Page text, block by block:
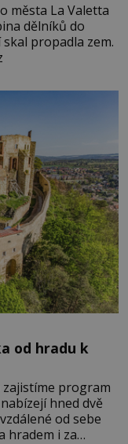
města La Valetta
dělníků do
propadla zem.
od hradu k
program
hned dvě
od sebe
hradem i za